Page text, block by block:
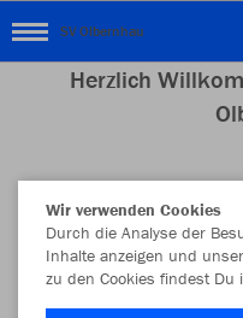
SV Olbernhau
Herzlich
Nachhaltig
Wir verwenden Cookies
Durch die Analyse der
Inhalte anzeigen und
zu den Cookies findest Du